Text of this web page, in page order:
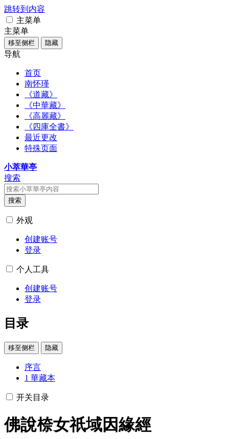
跳转到内容
主菜单
主菜单
移至侧栏 隐藏
导航
首页
南怀瑾
《道藏》
《中華藏》
《高麗藏》
《四庫全書》
最近更改
特殊页面
小萃華亭
搜索
搜索
外观
创建账号
登录
个人工具
创建账号
登录
目录
移至侧栏 隐藏
序言
1 華藏本
开关目录
佛說㮈女祇域因緣經